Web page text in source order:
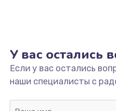
У вас остались
Если у вас остались
наши специалисты с